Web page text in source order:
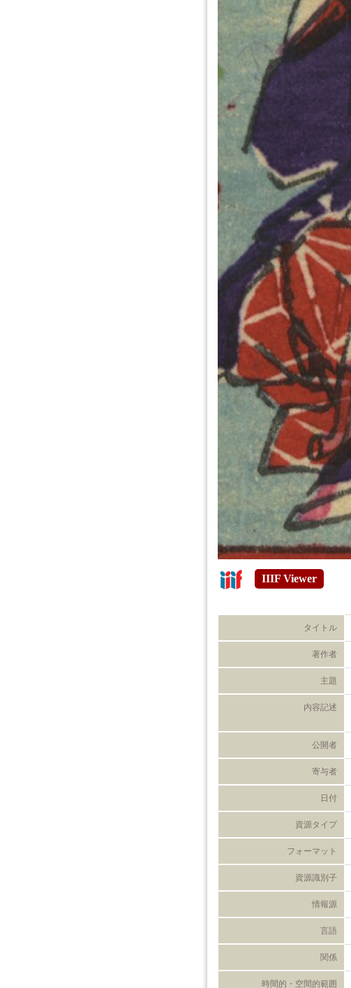
IIIF Viewer
タイトル
著作者
主題
内容記述
公開者
寄与者
日付
資源タイプ
フォーマット
資源識別子
情報源
言語
関係
時間的・空間的範囲